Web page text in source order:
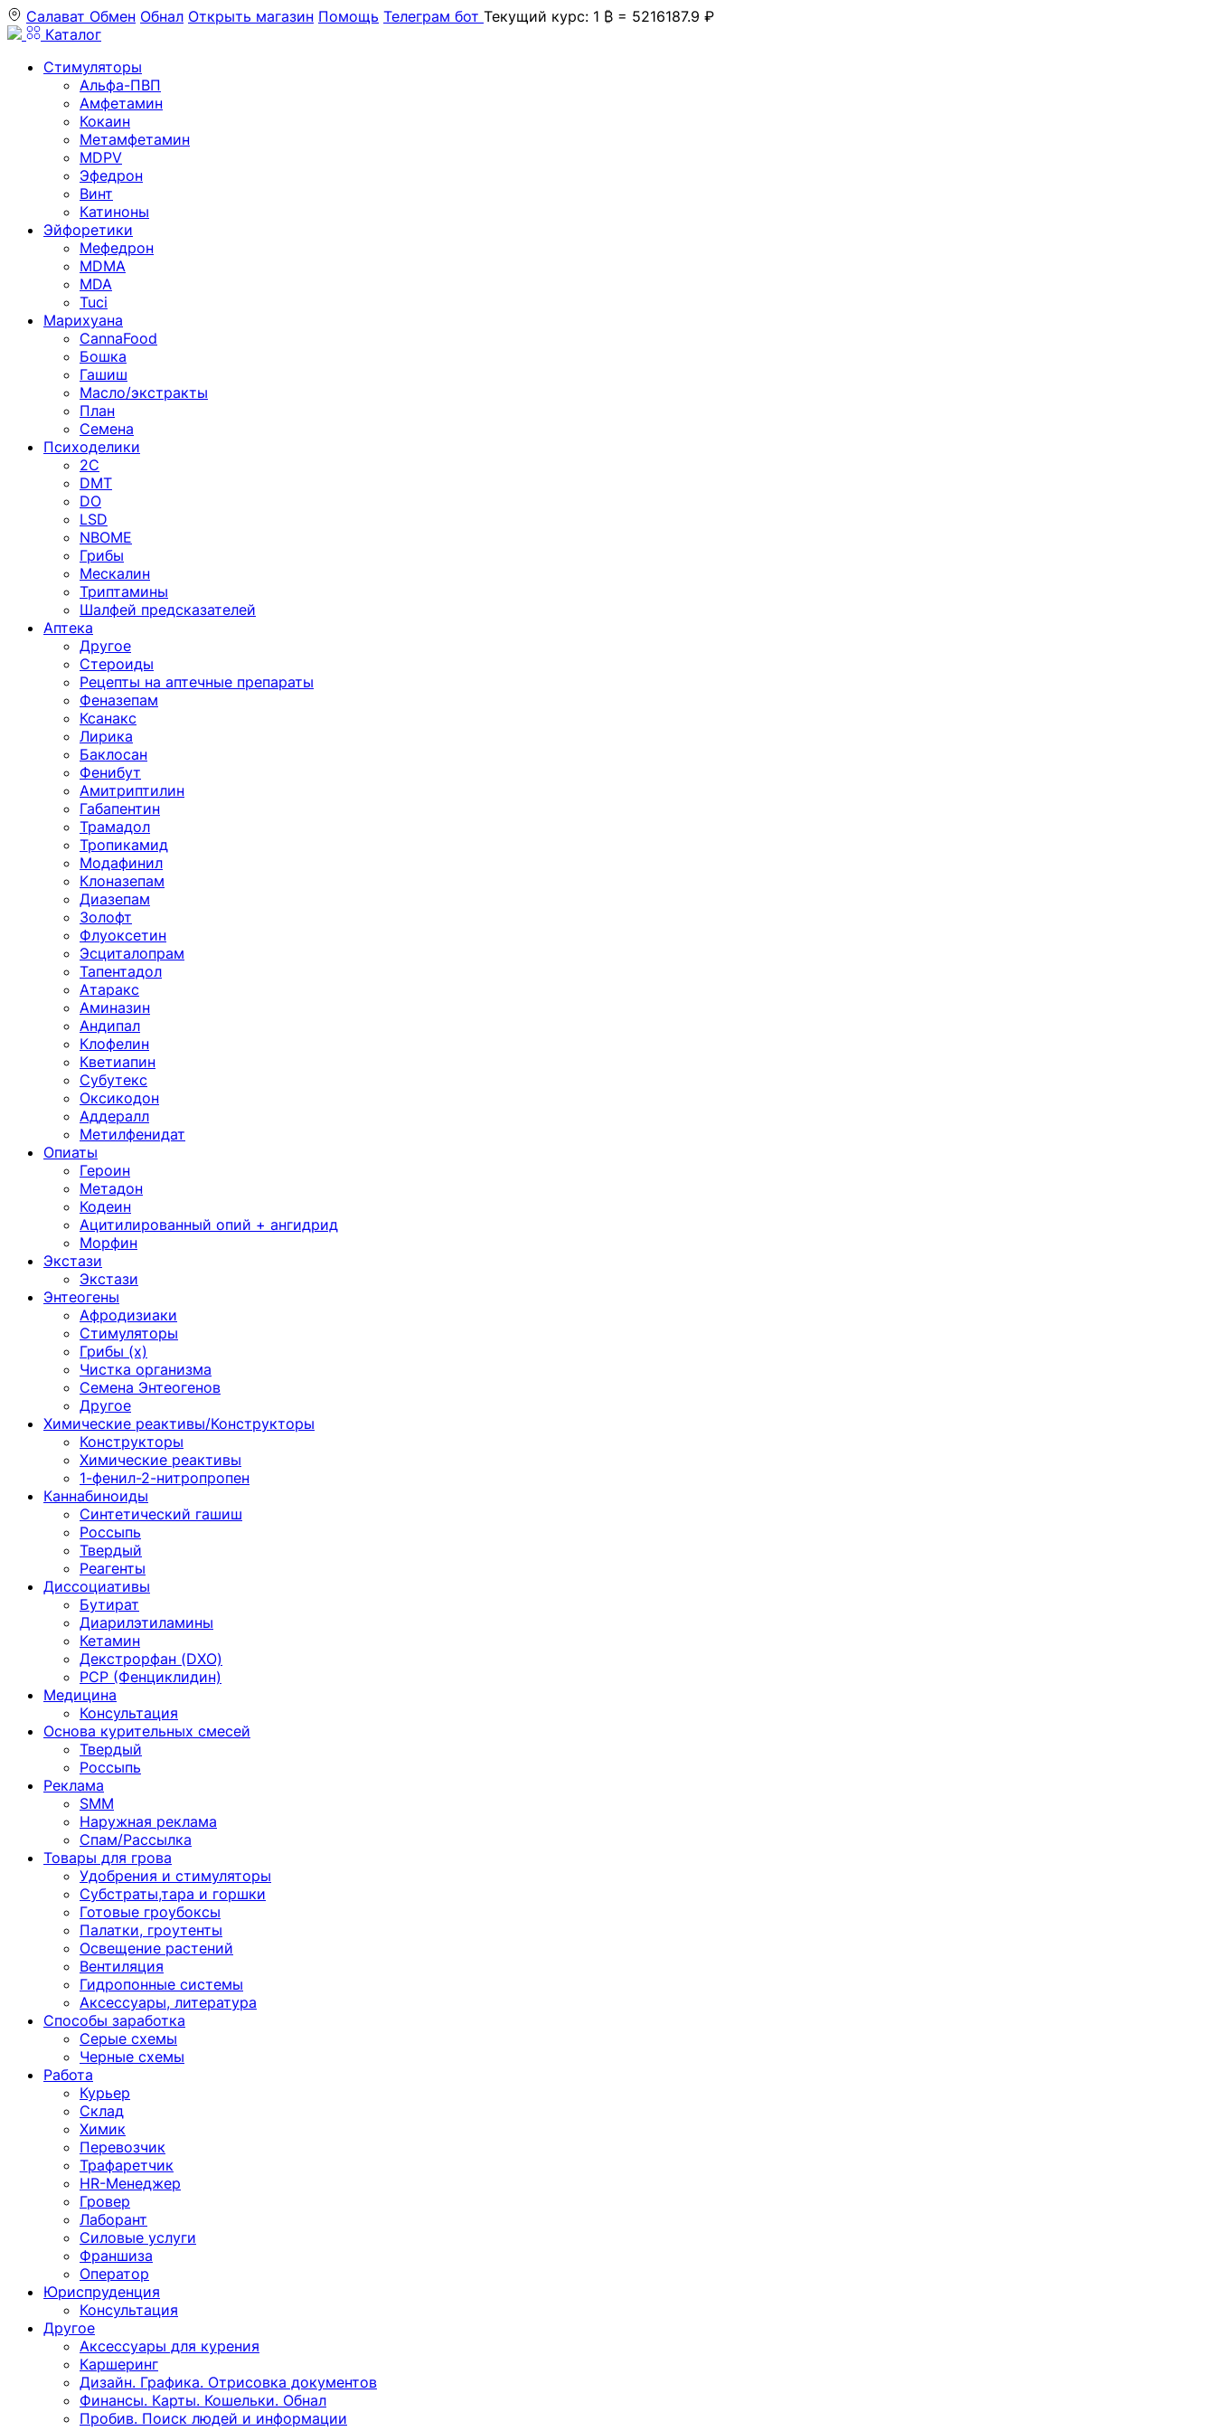
Салават Обмен Обнал Открыть магазин Помощь Телеграм бот Текущий курс: 1 ₿ = 5216187.9 ₽
Каталог
Стимуляторы
Альфа-ПВП
Амфетамин
Кокаин
Метамфетамин
MDPV
Эфедрон
Винт
Катиноны
Эйфоретики
Мефедрон
MDMA
MDA
Tuci
Марихуана
CannaFood
Бошка
Гашиш
Масло/экстракты
План
Семена
Психоделики
2C
DMT
DO
LSD
NBOME
Грибы
Мескалин
Триптамины
Шалфей предсказателей
Аптека
Другое
Стероиды
Рецепты на аптечные препараты
Феназепам
Ксанакс
Лирика
Баклосан
Фенибут
Амитриптилин
Габапентин
Трамадол
Тропикамид
Модафинил
Клоназепам
Диазепам
Золофт
Флуоксетин
Эсциталопрам
Тапентадол
Атаракс
Аминазин
Андипал
Клофелин
Кветиапин
Субутекс
Оксикодон
Аддералл
Метилфенидат
Опиаты
Героин
Метадон
Кодеин
Ацитилированный опий + ангидрид
Морфин
Экстази
Экстази
Энтеогены
Афродизиаки
Стимуляторы
Грибы (х)
Чистка организма
Семена Энтеогенов
Другое
Химические реактивы/Конструкторы
Конструкторы
Химические реактивы
1-фенил-2-нитропропен
Каннабиноиды
Синтетический гашиш
Россыпь
Твердый
Реагенты
Диссоциативы
Бутират
Диарилэтиламины
Кетамин
Декстрорфан (DXO)
PCP (Фенциклидин)
Медицина
Консультация
Основа курительных смесей
Твердый
Россыпь
Реклама
SMM
Наружная реклама
Спам/Рассылка
Товары для грова
Удобрения и стимуляторы
Субстраты,тара и горшки
Готовые гроубоксы
Палатки, гроутенты
Освещение растений
Вентиляция
Гидропонные системы
Аксессуары, литература
Способы заработка
Серые схемы
Черные схемы
Работа
Курьер
Склад
Химик
Перевозчик
Трафаретчик
HR-Менеджер
Гровер
Лаборант
Силовые услуги
Франшиза
Оператор
Юриспруденция
Консультация
Другoе
Аксессуары для курения
Каршеринг
Дизайн. Графика. Отрисовка документов
Финансы. Карты. Кошельки. Обнал
Пробив. Поиск людей и информации